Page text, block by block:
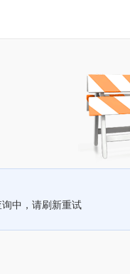
中，请刷新重试